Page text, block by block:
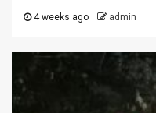
4 weeks ago admin